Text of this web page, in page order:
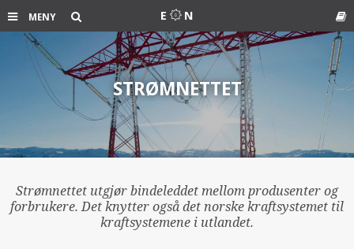
MENY E N
STRØMNETTET
Strømnettet utgjør bindeleddet mellom produsenter og
forbrukere. Det knytter også det norske kraftsystemet til
kraftsystemene i utlandet.